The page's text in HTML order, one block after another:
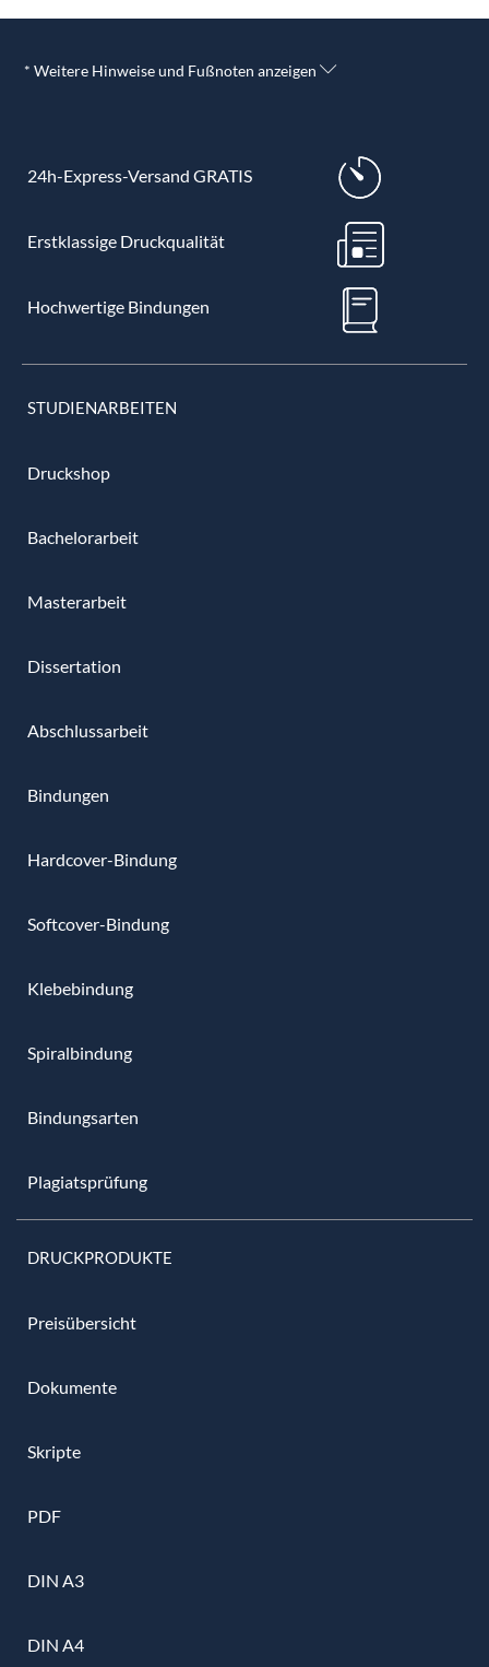
* Weitere Hinweise und Fußnoten anzeigen
24h-Express-Versand GRATIS
Erstklassige Druckqualität
Hochwertige Bindungen
STUDIENARBEITEN
Druckshop
Bachelorarbeit
Masterarbeit
Dissertation
Abschlussarbeit
Bindungen
Hardcover-Bindung
Softcover-Bindung
Klebebindung
Spiralbindung
Bindungsarten
Plagiatsprüfung
DRUCKPRODUKTE
Preisübersicht
Dokumente
Skripte
PDF
DIN A3
DIN A4